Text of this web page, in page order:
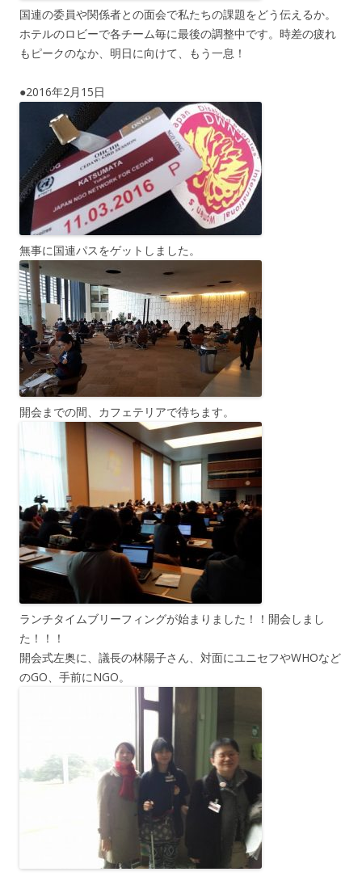
国連の委員や関係者との面会で私たちの課題をどう伝えるか。
ホテルのロビーで各チーム毎に最後の調整中です。時差の疲れ
もピークのなか、明日に向けて、もう一息！
●2016年2月15日
無事に国連パスをゲットしました。
開会までの間、カフェテリアで待ちます。
ランチタイムブリーフィングが始まりました！！開会しまし
た！！！
開会式左奥に、議長の林陽子さん、対面にユニセフやWHOなど
のGO、手前にNGO。